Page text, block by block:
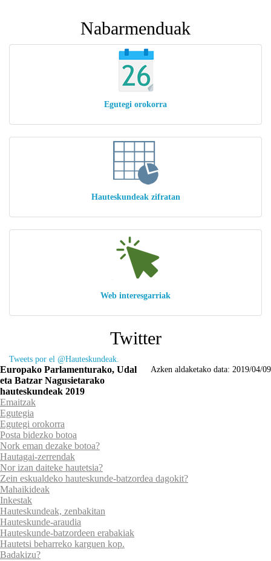
Nabarmenduak
Egutegi orokorra
Hauteskundeak zifratan
Web interesgarriak
Twitter
Tweets por el @Hauteskundeak.
Azken aldaketako data: 2019/04/09
Europako Parlamenturako, Udal
eta Batzar Nagusietarako
hauteskundeak 2019
Emaitzak
Egutegia
Egutegi orokorra
Posta bidezko botoa
Nork eman dezake botoa?
Hautagai-zerrendak
Nor izan daiteke hautetsia?
Zein eskualdeko hauteskunde-batzordea dagokit?
Mahaikideak
Inkestak
Hauteskundeak, zenbakitan
Hauteskunde-araudia
Hauteskunde-batzordeen erabakiak
Hautetsi beharreko karguen kop.
Badakizu?